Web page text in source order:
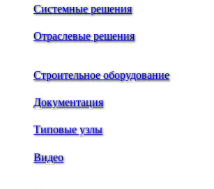
Системные решения
Отраслевые решения
Строительное оборудование
Документация
Типовые узлы
Видео